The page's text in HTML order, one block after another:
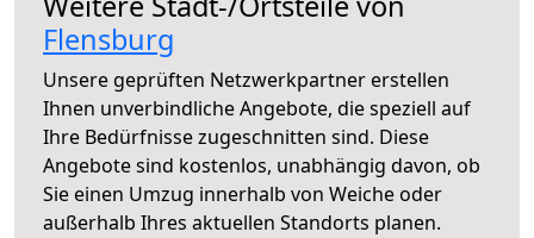
Flensburg
Unsere geprüften Netzwerkpartner erstellen
Ihnen unverbindliche Angebote, die speziell auf
Ihre Bedürfnisse zugeschnitten sind. Diese
Angebote sind kostenlos, unabhängig davon, ob
Sie einen Umzug innerhalb von Weiche oder
außerhalb Ihres aktuellen Standorts planen.